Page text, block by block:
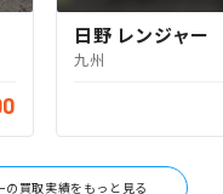
日野 レンジャー
九州
の買取実績をもっと見る